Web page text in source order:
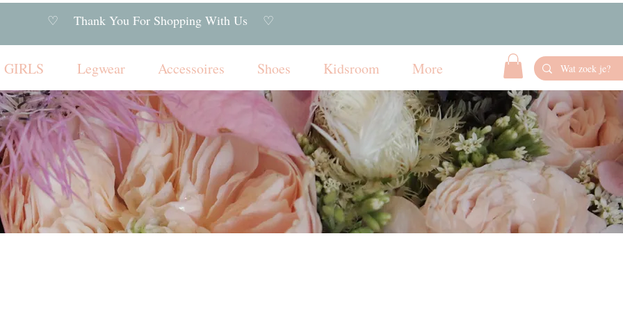
♡ Thank You For Shopping With Us ♡
GIRLS Legwear Accessoires Shoes Kidsroom More